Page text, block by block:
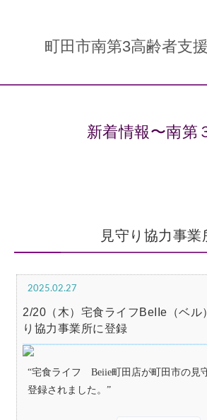
町田市南第3高齢者支
新着情報〜南第
見守り協力事業
2025.02.27
2/20（木）宅食ライフBeIIe（ベル
り協力事業所に登録
“宅食ライフ Beiie町田店が町田市の見
登録されました。”